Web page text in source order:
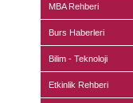
MBA Rehberi
Burs Haberleri
Bilim - Teknoloji
Etkinlik Rehberi